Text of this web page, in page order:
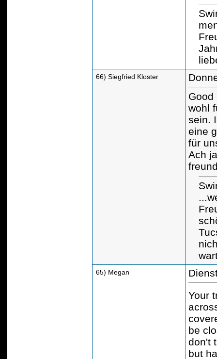
66) Siegfried Kloster
Good
wohl
sein.
eine
für
Ach
65) Megan
Your
be
don't
but